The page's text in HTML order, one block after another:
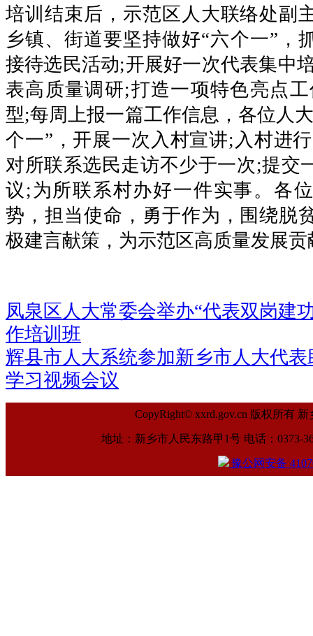
培训结束后，示范区人大联络处副
乡镇、街道要坚持做好“六个一”，
接待选民活动;开展好一次代表集中
表高质量调研;打造一项特色亮点
型;每周上报一篇工作信息，各位人
个一”，开展一次入村宣讲;入村进
对所联系选民走访不少于一次;提交
议;为所联系村办好一件实事。各
势，担当使命，勇于作为，围绕脱
极建言献策，为示范区高质量发展贡
凤泉区人大常委会举办“代表双岗建
作培训班
辉县市人大系统参加新乡市人大代
学习视频会议
CopyRight© xxrd.gov.cn 版权所有
地址：新乡市人民东路甲1号 电话：0373-
豫公网安备